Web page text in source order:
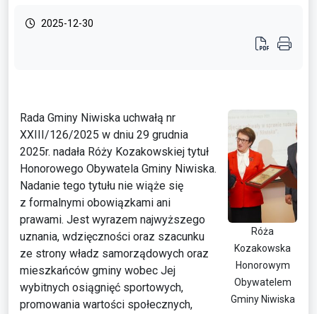
2025-12-30
Róża
Kozakowska
Honorowym
Obywatelem
Gminy Niwiska
Rada Gminy Niwiska uchwałą nr
XXIII/126/2025 w dniu 29 grudnia
2025r. nadała Róży Kozakowskiej tytuł
Honorowego Obywatela Gminy Niwiska.
Nadanie tego tytułu nie wiąże się
z formalnymi obowiązkami ani
prawami. Jest wyrazem najwyższego
uznania, wdzięczności oraz szacunku
ze strony władz samorządowych oraz
mieszkańców gminy wobec Jej
wybitnych osiągnięć sportowych,
promowania wartości społecznych,